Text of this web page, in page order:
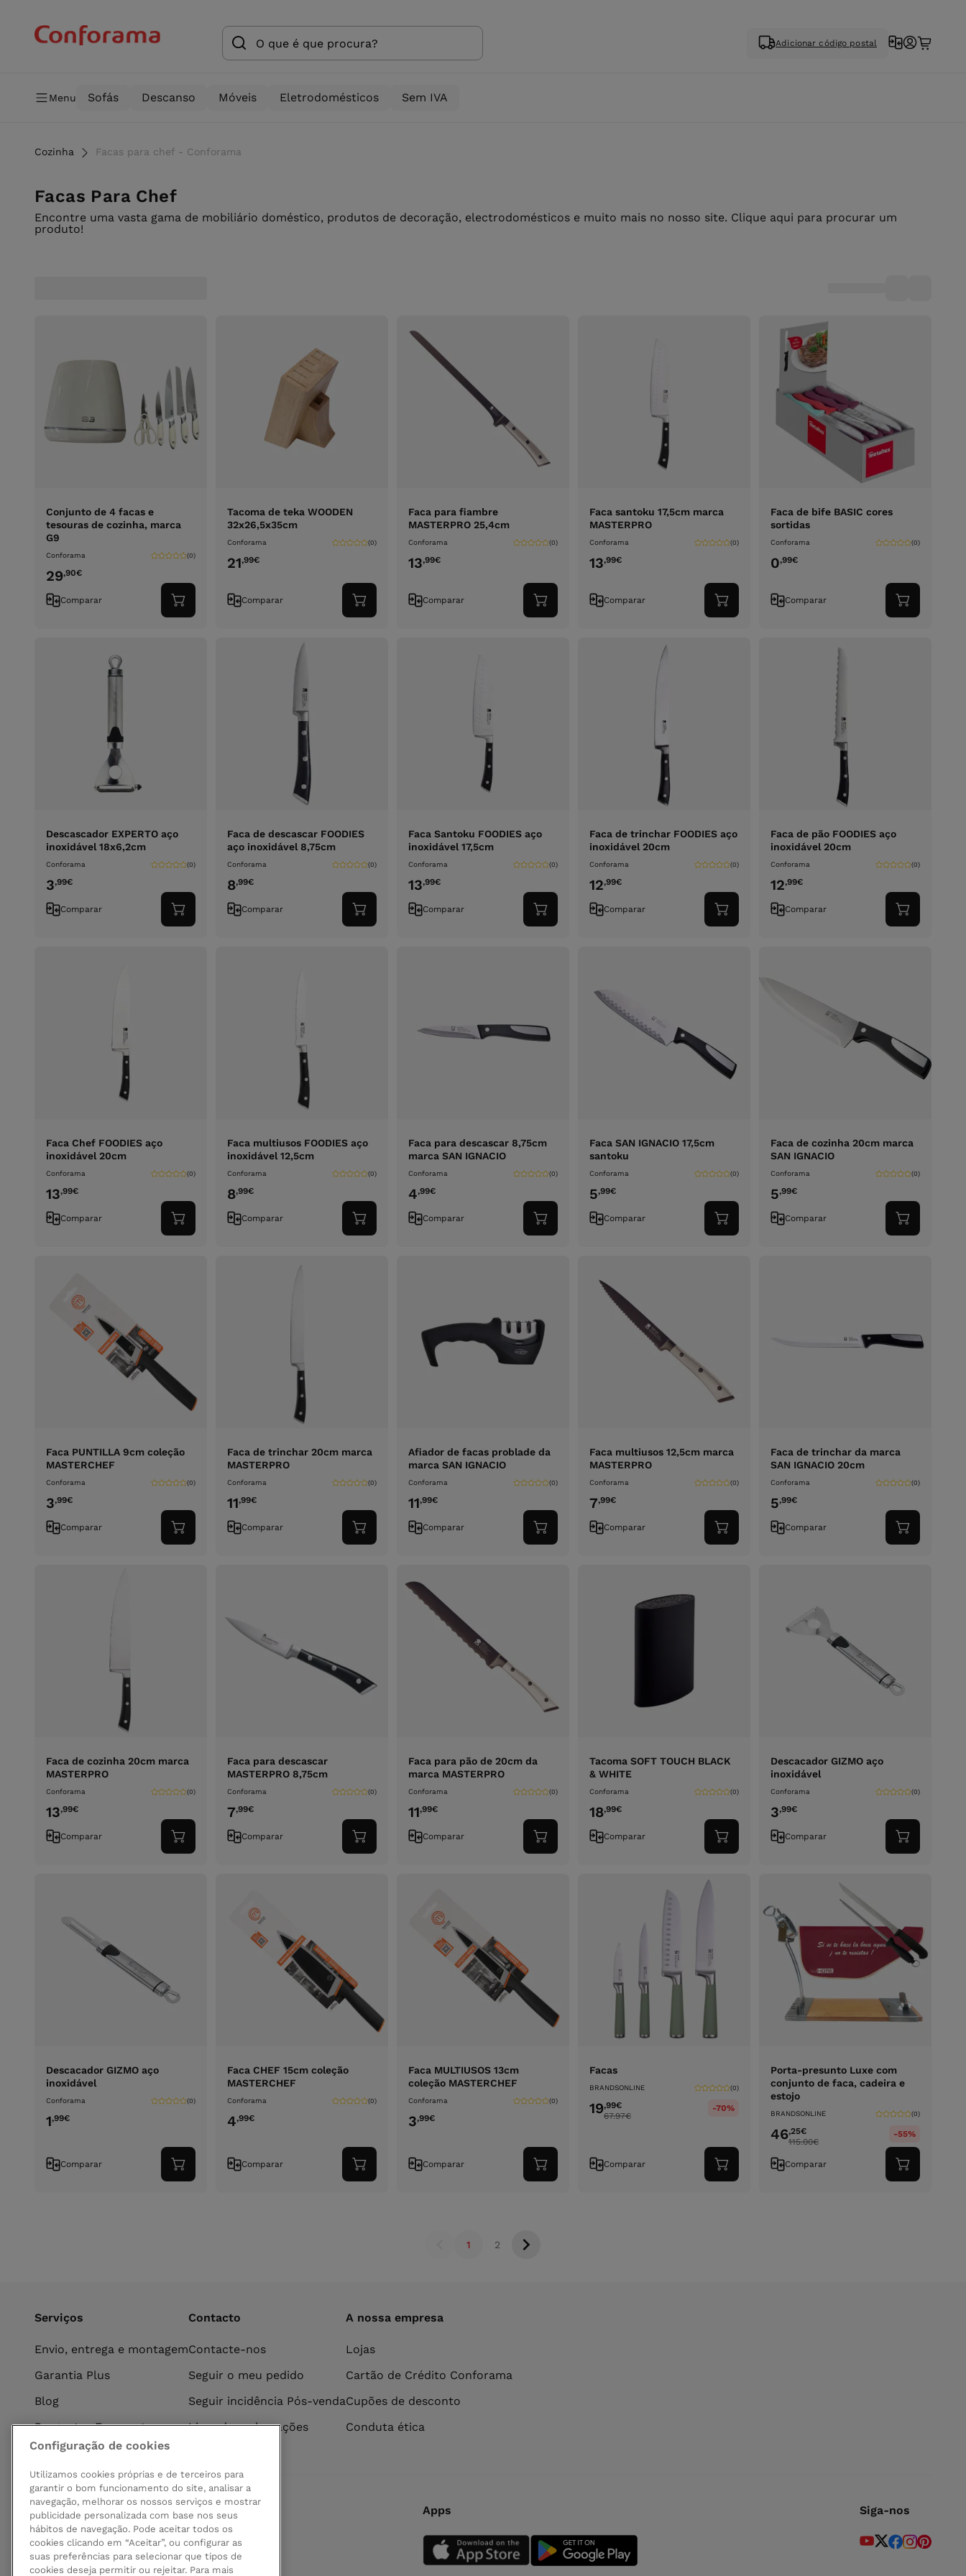
Adicionar código postal
Menu Sofás Descanso Móveis Eletrodomésticos Sem IVA
Cozinha Facas para chef - Conforama
Facas Para Chef
Encontre uma vasta gama de mobiliário doméstico, produtos de decoração, electrodomésticos e muito mais no nosso site. Clique aqui para procurar um
produto!
Conjunto de 4 facas e
tesouras de cozinha, marca
G9
Conforama (0)
29,90€
Comparar
Adicionar
ao
Tacoma de teka WOODEN
32x26,5x35cm
Conforama (0)
21,99€
Comparar
Adicionar
ao
Faca para fiambre
MASTERPRO 25,4cm
Conforama (0)
13,99€
Comparar
Adicionar
ao
Faca santoku 17,5cm marca
MASTERPRO
Conforama (0)
13,99€
Comparar
Adicionar
ao
Faca de bife BASIC cores
sortidas
Conforama (0)
0,99€
Comparar
Adicionar
ao
Descascador EXPERTO aço
inoxidável 18x6,2cm
Conforama (0)
3,99€
Comparar
Adicionar
ao
Faca de descascar FOODIES
aço inoxidável 8,75cm
Conforama (0)
8,99€
Comparar
Adicionar
ao
Faca Santoku FOODIES aço
inoxidável 17,5cm
Conforama (0)
13,99€
Comparar
Adicionar
ao
Faca de trinchar FOODIES aço
inoxidável 20cm
Conforama (0)
12,99€
Comparar
Adicionar
ao
Faca de pão FOODIES aço
inoxidável 20cm
Conforama (0)
12,99€
Comparar
Adicionar
ao
Faca Chef FOODIES aço
inoxidável 20cm
Conforama (0)
13,99€
Comparar
Adicionar
ao
Faca multiusos FOODIES aço
inoxidável 12,5cm
Conforama (0)
8,99€
Comparar
Adicionar
ao
Faca para descascar 8,75cm
marca SAN IGNACIO
Conforama (0)
4,99€
Comparar
Adicionar
ao
Faca SAN IGNACIO 17,5cm
santoku
Conforama (0)
5,99€
Comparar
Adicionar
ao
Faca de cozinha 20cm marca
SAN IGNACIO
Conforama (0)
5,99€
Comparar
Adicionar
ao
Faca PUNTILLA 9cm coleção
MASTERCHEF
Conforama (0)
3,99€
Comparar
Adicionar
ao
Faca de trinchar 20cm marca
MASTERPRO
Conforama (0)
11,99€
Comparar
Adicionar
ao
Afiador de facas problade da
marca SAN IGNACIO
Conforama (0)
11,99€
Comparar
Adicionar
ao
Faca multiusos 12,5cm marca
MASTERPRO
Conforama (0)
7,99€
Comparar
Adicionar
ao
Faca de trinchar da marca
SAN IGNACIO 20cm
Conforama (0)
5,99€
Comparar
Adicionar
ao
Faca de cozinha 20cm marca
MASTERPRO
Conforama (0)
13,99€
Comparar
Adicionar
ao
Faca para descascar
MASTERPRO 8,75cm
Conforama (0)
7,99€
Comparar
Adicionar
ao
Faca para pão de 20cm da
marca MASTERPRO
Conforama (0)
11,99€
Comparar
Adicionar
ao
Tacoma SOFT TOUCH BLACK
& WHITE
Conforama (0)
18,99€
Comparar
Adicionar
ao
Descacador GIZMO aço
inoxidável
Conforama (0)
3,99€
Comparar
Adicionar
ao
Descacador GIZMO aço
inoxidável
Conforama (0)
1,99€
Comparar
Adicionar
ao
Faca CHEF 15cm coleção
MASTERCHEF
Conforama (0)
4,99€
Comparar
Adicionar
ao
Faca MULTIUSOS 13cm
coleção MASTERCHEF
Conforama (0)
3,99€
Comparar
Adicionar
ao
Facas
BRANDSONLINE (0)
19,99€
67.97€
-70%
Comparar
Adicionar
ao
Porta-presunto Luxe com
conjunto de faca, cadeira e
estojo
BRANDSONLINE (0)
46,25€
115.00€
-55%
Comparar
Adicionar
ao
1 2
Serviços
Envio, entrega e montagem
Garantia Plus
Blog
Perguntas Frequentes
Contacto
Contacte-nos
Seguir o meu pedido
Seguir incidência Pós-venda
Livro de reclamações
A nossa empresa
Lojas
Cartão de Crédito Conforama
Cupões de desconto
Conduta ética
Pagamento seguro Apps Siga-nos
Configuração de cookies
Utilizamos cookies próprias e de terceiros para
garantir o bom funcionamento do site, analisar a
navegação, melhorar os nossos serviços e mostrar
publicidade personalizada com base nos seus
hábitos de navegação. Pode aceitar todos os
cookies clicando em “Aceitar”, ou configurar as
suas preferências para selecionar que tipos de
cookies deseja permitir ou rejeitar. Para mais